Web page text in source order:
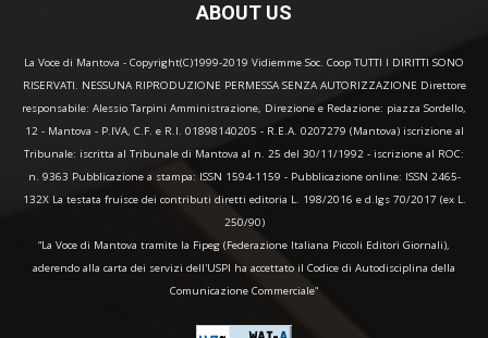
ABOUT US
La Voce di Mantova - Copyright(C)1999-2019 Vidiemme Soc. Coop TUTTI I DIRITTI SONO
RISERVATI. NESSUNA RIPRODUZIONE PERMESSA SENZA AUTORIZZAZIONE Direttore
responsabile: Alessio Tarpini Amministrazione, Direzione e Redazione: piazza Sordello,
12 - Mantova - P.IVA, C.F. e R.I. 01898140205 - R.E.A. 0207279 (Mantova) iscrizione al
Tribunale: iscritta al Tribunale di Mantova al n. 25 del 30/11/1992 - iscrizione al ROC:
n. 9363 Pubblicazione a stampa: ISSN 1594-1159 - Pubblicazione online: ISSN 2465-
132X La testata fruisce dei contributi diretti editoria L. 198/2016 e d.lgs 70/2017 (ex L.
250/90)
“La Voce di Mantova tramite la Fipeg (Federazione Italiana Piccoli Editori Giornali),
aderendo alla carta dei servizi dell'USPI ha accettato il Codice di Autodisciplina della
Comunicazione Commerciale"